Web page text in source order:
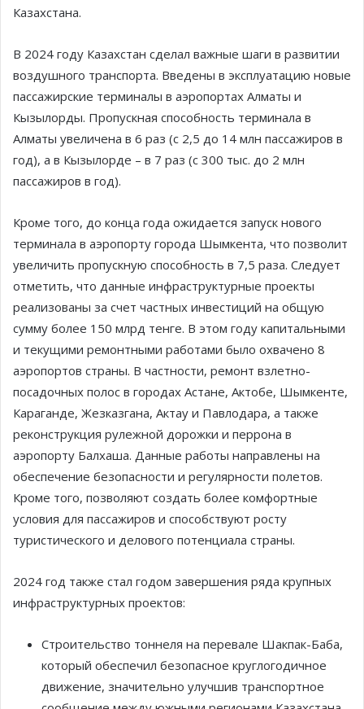
Казахстана.
В 2024 году Казахстан сделал важные шаги в развитии
воздушного транспорта. Введены в эксплуатацию новые
пассажирские терминалы в аэропортах Алматы и
Кызылорды. Пропускная способность терминала в
Алматы увеличена в 6 раз (с 2,5 до 14 млн пассажиров в
год), а в Кызылорде – в 7 раз (с 300 тыс. до 2 млн
пассажиров в год).
Кроме того, до конца года ожидается запуск нового
терминала в аэропорту города Шымкента, что позволит
увеличить пропускную способность в 7,5 раза. Следует
отметить, что данные инфраструктурные проекты
реализованы за счет частных инвестиций на общую
сумму более 150 млрд тенге. В этом году капитальными
и текущими ремонтными работами было охвачено 8
аэропортов страны. В частности, ремонт взлетно-
посадочных полос в городах Астане, Актобе, Шымкенте,
Караганде, Жезказгана, Актау и Павлодара, а также
реконструкция рулежной дорожки и перрона в
аэропорту Балхаша. Данные работы направлены на
обеспечение безопасности и регулярности полетов.
Кроме того, позволяют создать более комфортные
условия для пассажиров и способствуют росту
туристического и делового потенциала страны.
2024 год также стал годом завершения ряда крупных
инфраструктурных проектов:
Строительство тоннеля на перевале Шакпак-Баба,
который обеспечил безопасное круглогодичное
движение, значительно улучшив транспортное